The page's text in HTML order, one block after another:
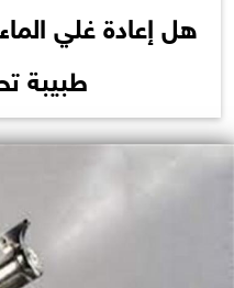
هل إعادة غلي
طبيبة